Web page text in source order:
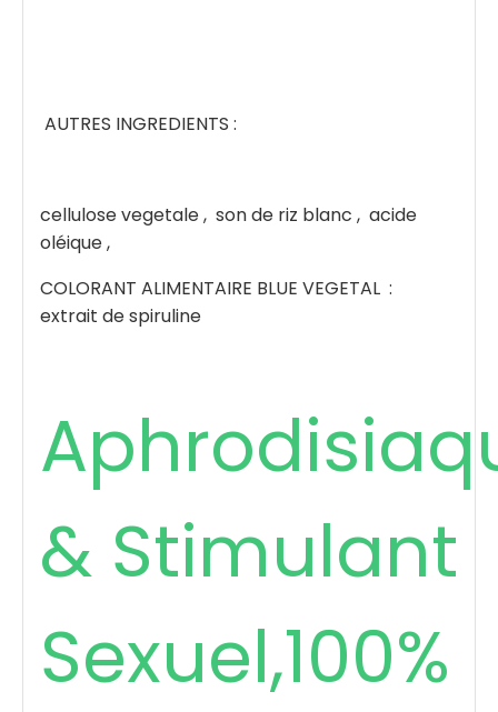
AUTRES INGREDIENTS :
cellulose vegetale , son de riz blanc , acide
oléique ,
COLORANT ALIMENTAIRE BLUE VEGETAL :
extrait de spiruline
& Stimulant
Sexuel,100%